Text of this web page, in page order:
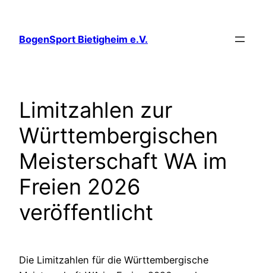
springen
BogenSport Bietigheim e.V.
Limitzahlen zur
Württembergischen
Meisterschaft WA im
Freien 2026
veröffentlicht
Die Limitzahlen für die Württembergische